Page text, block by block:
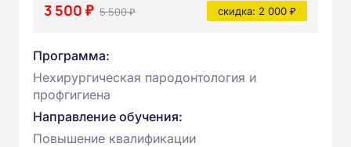
3 500 ₽ 5 500 ₽ скидка: 2 000 ₽
Программа:
Нехирургическая пародонтология и
профгигиена
Направление обучения:
Повышение квалификации